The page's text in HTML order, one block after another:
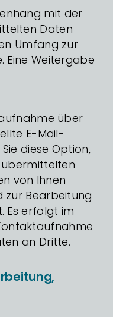
mit der
Daten
Umfang zur
Eine Weitergabe
über
E-Mail-
diese Option,
von Ihnen
Bearbeitung
Es erfolgt im
an Dritte.